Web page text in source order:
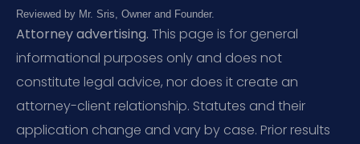
Reviewed by Mr. Sris, Owner and Founder.
Attorney advertising. This page is for general
informational purposes only and does not
constitute legal advice, nor does it create an
attorney-client relationship. Statutes and their
application change and vary by case. Prior results